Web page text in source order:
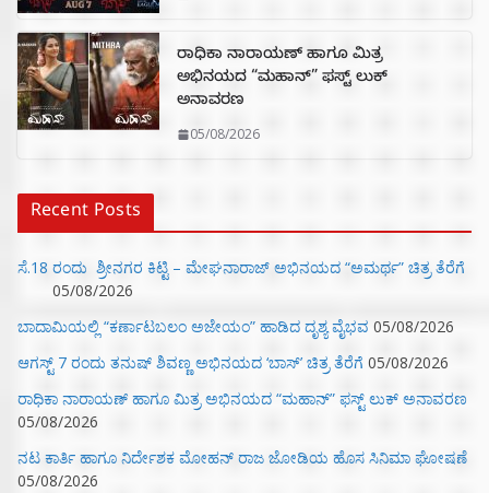
ರಾಧಿಕಾ ನಾರಾಯಣ್ ಹಾಗೂ ಮಿತ್ರ
ಅಭಿನಯದ “ಮಹಾನ್” ಫಸ್ಟ್ ಲುಕ್
ಅನಾವರಣ
05/08/2026
Recent Posts
ಸೆ.18 ರಂದು ಶ್ರೀನಗರ ಕಿಟ್ಟಿ – ಮೇಘನಾರಾಜ್ ಅಭಿನಯದ “ಅಮರ್ಥ” ಚಿತ್ರ ತೆರೆಗೆ
05/08/2026
ಬಾದಾಮಿಯಲ್ಲಿ “ಕರ್ಣಾಟಬಲಂ ಅಜೇಯಂ” ಹಾಡಿದ ದೃಶ್ಯ ವೈಭವ 05/08/2026
ಆಗಸ್ಟ್ 7 ರಂದು ತನುಷ್ ಶಿವಣ್ಣ ಅಭಿನಯದ ‘ಬಾಸ್’ ಚಿತ್ರ ತೆರೆಗೆ 05/08/2026
ರಾಧಿಕಾ ನಾರಾಯಣ್ ಹಾಗೂ ಮಿತ್ರ ಅಭಿನಯದ “ಮಹಾನ್” ಫಸ್ಟ್ ಲುಕ್ ಅನಾವರಣ
05/08/2026
ನಟ ಕಾರ್ತಿ ಹಾಗೂ ನಿರ್ದೇಶಕ ಮೋಹನ್ ರಾಜ ಜೋಡಿಯ ಹೊಸ ಸಿನಿಮಾ ಘೋಷಣೆ
05/08/2026